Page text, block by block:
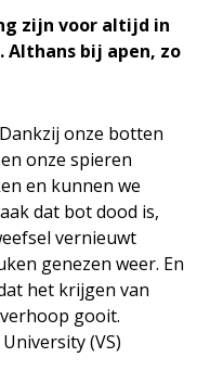
zijn voor altijd in
bij apen, zo
onze botten
onze spieren
en kunnen we
dat bot dood is,
vernieuwt
genezen weer. En
het krijgen van
gooit.
(VS)